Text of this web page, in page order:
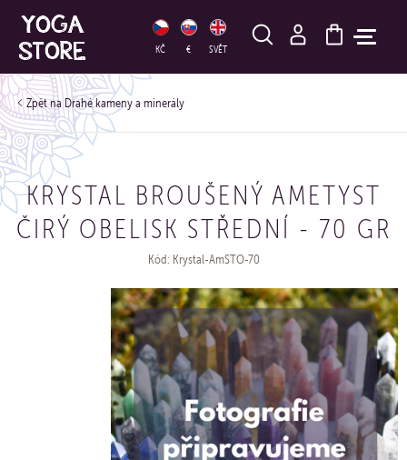
KČ € SVĚT
HLEDAT
Drahé kameny a minerály
KRYSTAL BROUŠENÝ AMETYST
ČIRÝ OBELISK STŘEDNÍ - 70 GR
Kód: Krystal-AmSTO-70